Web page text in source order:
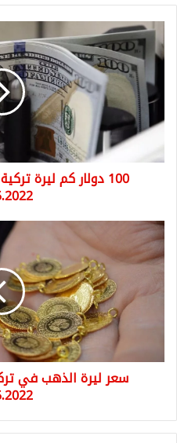
100
دولار
كم
ليرة
تركية
تساوي
ثاني
أيام
العيد
03.05.2022
100 دولار كم ليرة
سعر
ليرة
الذهب
تركيا
الفطر
03.05.2022سعر ليرة الذهب في